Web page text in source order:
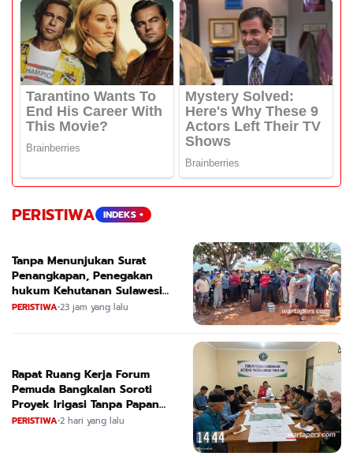
PERISTIWA INDEKS +
Tanpa Menunjukan Surat
Penangkapan, Penegakan
hukum Kehutanan Sulawesi
Selatan Culik Petani Ladah Di
PERISTIWA•23 jam yang lalu
Rapat Ruang Kerja Forum
Pemuda Bangkalan Soroti
Proyek Irigasi Tanpa Papan
Nama
PERISTIWA•2 hari yang lalu